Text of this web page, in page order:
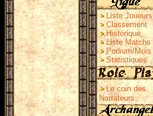
Liste Joueurs
Classement
Historique
Liste Matchs
Podium/Mois
Statistiques
Le coin des
Narrateurs